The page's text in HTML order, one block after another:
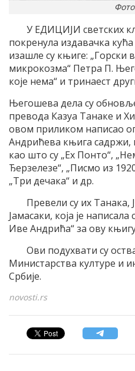
У ЕДИЦИЈИ светских
покренула издавачка
изашле су књиге: „Горски
микрокозма“ Петра П.
које нема“ и тринаест
Његошева дела су
превода Казуа Танаке и
овом приликом написао
Андрићева књига садржи,
као што су „Еx Понто“,
Ђерзелезе“, „Писмо из
„Три дечака“ и др.
Превели су их Танака,
Јамасаки, која је
Иве Андрића“ за ову
Ови подухвати су
Министарства културе и
Србије.
novosti.rs